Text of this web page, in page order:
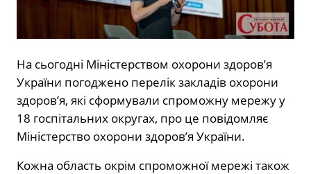
На сьогодні Міністерством охорони здоров’я
України погоджено перелік закладів охорони
здоров’я, які сформували спроможну мережу у
18 госпітальних округах, про це повідомляє
Міністерство охорони здоров’я України.
Кожна область окрім спроможної мережі також